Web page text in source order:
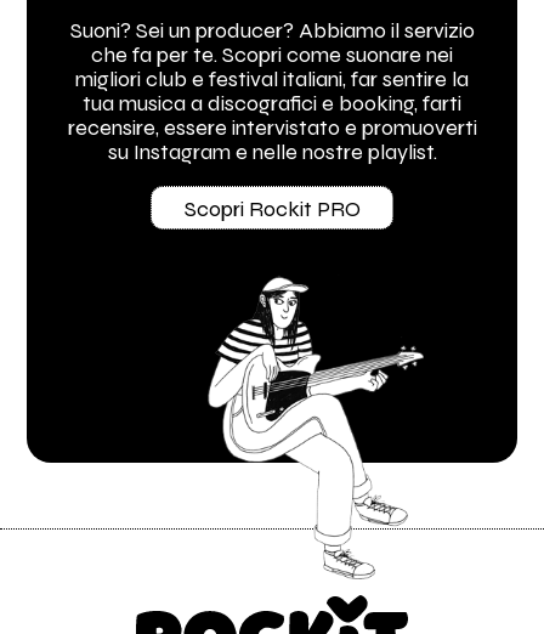
Suoni? Sei un producer? Abbiamo il servizio
che fa per te. Scopri come suonare nei
migliori club e festival italiani, far sentire la
tua musica a discografici e booking, farti
recensire, essere intervistato e promuoverti
su Instagram e nelle nostre playlist.
Scopri Rockit PRO